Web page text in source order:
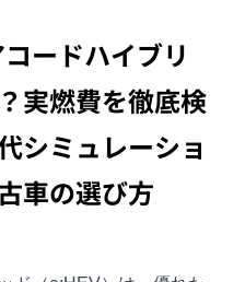
ードハイブリ
実燃費を徹底検
シミュレーショ
車の選び方